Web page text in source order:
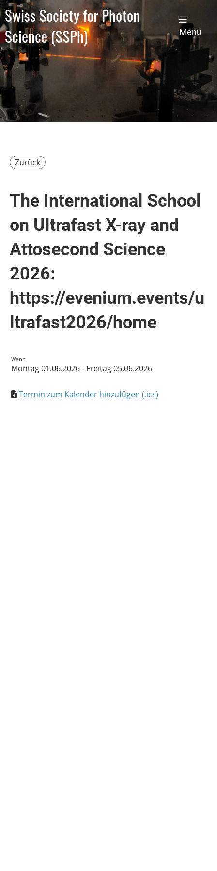
Swiss Society for Photon
Science (SSPh)
Menu
Zurück
The International School
on Ultrafast X-ray and
Attosecond Science
2026:
https://evenium.events/u
ltrafast2026/home
Wann
Montag 01.06.2026 - Freitag 05.06.2026
Termin zum Kalender hinzufügen (.ics)